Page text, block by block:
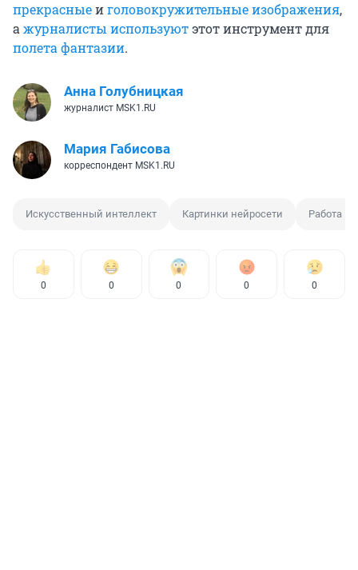
прекрасныеиголовокружительные изображения,
ажурналисты используютэтот инструмент для
полета фантазии.
Анна Голубницкая
журналист MSK1.RU
Мария Габисова
корреспондент MSK1.RU
Искусственный интеллект Картинки нейросети Работа
0 0 0 0 0